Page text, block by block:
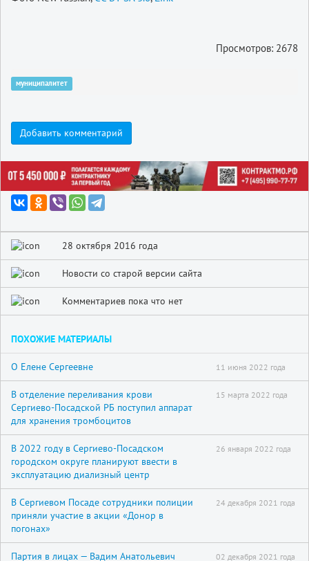
Просмотров: 2678
муниципалитет
Добавить комментарий
28 октября 2016 года
Новости со старой версии сайта
Комментариев пока что нет
ПОХОЖИЕ МАТЕРИАЛЫ
О Елене Сергеевне 11 июня 2022 года
В отделение переливания крови
Сергиево-Посадской РБ поступил аппарат
для хранения тромбоцитов
15 марта 2022 года
В 2022 году в Сергиево-Посадском
городском округе планируют ввести в
эксплуатацию диализный центр
26 января 2022 года
В Сергиевом Посаде сотрудники полиции
приняли участие в акции «Донор в
погонах»
24 декабря 2021 года
Партия в лицах — Вадим Анатольевич
02 декабря 2021 года